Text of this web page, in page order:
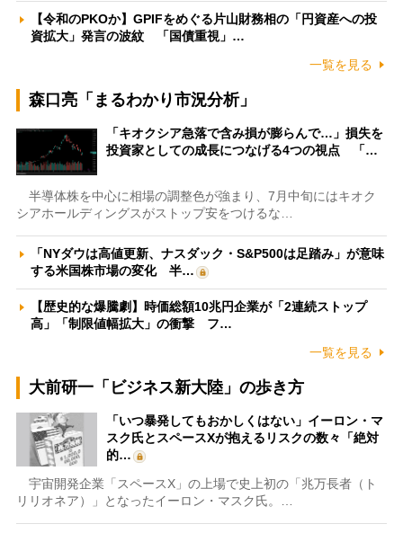
【令和のPKOか】GPIFをめぐる片山財務相の「円資産への投
資拡大」発言の波紋 「国債重視」…
一覧を見る
森口亮「まるわかり市況分析」
「キオクシア急落で含み損が膨らんで…」損失を
投資家としての成長につなげる4つの視点 「…
半導体株を中心に相場の調整色が強まり、7月中旬にはキオク
シアホールディングスがストップ安をつけるな…
「NYダウは高値更新、ナスダック・S&P500は足踏み」が意味
する米国株市場の変化 半…
【歴史的な爆騰劇】時価総額10兆円企業が「2連続ストップ
高」「制限値幅拡大」の衝撃 フ…
一覧を見る
大前研一「ビジネス新大陸」の歩き方
「いつ暴発してもおかしくはない」イーロン・マ
スク氏とスペースXが抱えるリスクの数々「絶対
的…
宇宙開発企業「スペースX」の上場で史上初の「兆万長者（ト
リリオネア）」となったイーロン・マスク氏。…